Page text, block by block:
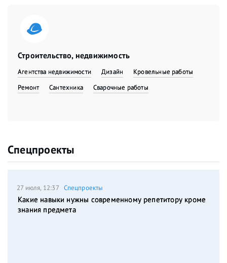
Строительство, недвижимость
Агентства недвижимости Дизайн
Кровельные работы
Ремонт
Сантехника Сварочные работы
Спецпроекты
27 июля, 12:37 Спецпроекты
Какие навыки нужны современному репетитору кроме
знания предмета